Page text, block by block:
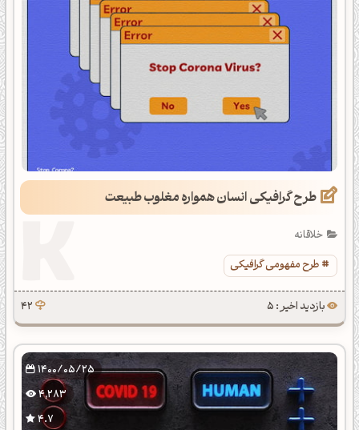
طرح گرافیکی انسان همواره مغلوب طبیعت
خلاقانه
طرح مفهومی گرافیکی
بازدید اخیر : 5 42
1400/05/25
4,283
4.7